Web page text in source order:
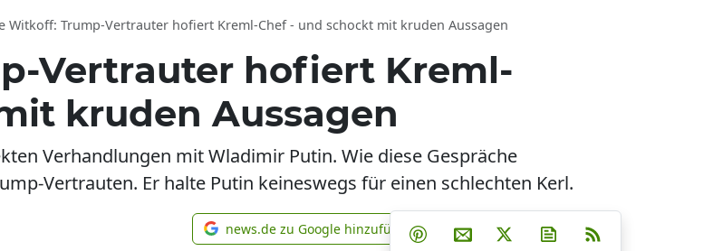
Witkoff: Trump-Vertrauter hofiert Kreml-Chef - und schockt mit kruden Aussagen
Vertrauter hofiert Kreml-
kruden Aussagen
Verhandlungen mit Wladimir Putin. Wie diese Gespräche
Vertrauten. Er halte Putin keineswegs für einen schlechten Kerl.
news.de zu Google hinzufügen
news.de zu Google hinzufügen Teilen auf Facebook
Teilen auf Whatsapp
Teilen auf Telegram
Teilen auf Pinterest
Per E-Mail teilen
Post auf XNewsletter